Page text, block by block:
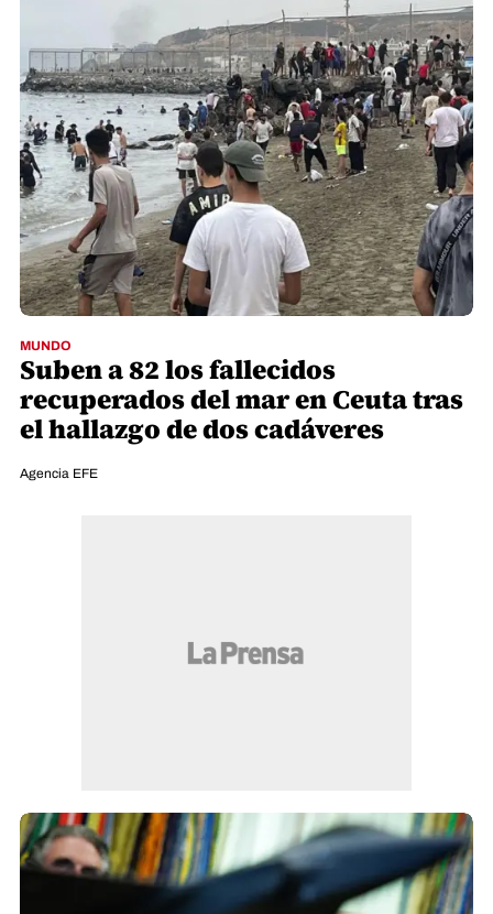
MUNDO
Suben a 82 los fallecidos
recuperados del mar en Ceuta tras
el hallazgo de dos cadáveres
Agencia EFE